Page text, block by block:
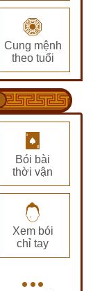
Cung mệnh
theo tuổi
Bói bài
thời vận
Xem bói
chỉ tay